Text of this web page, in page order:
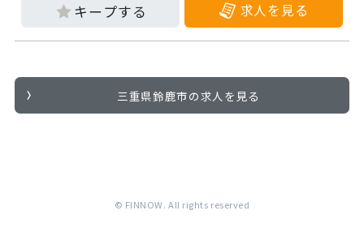
求人を見る
三重県鈴鹿市の求人を見る
© FINNOW. All rights reserved